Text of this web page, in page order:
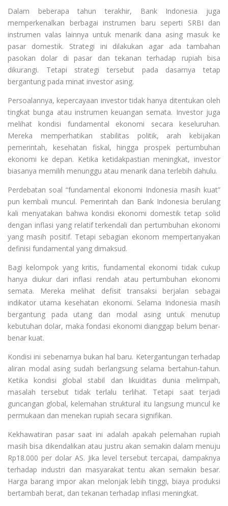
Dalam beberapa tahun terakhir, Bank Indonesia juga
memperkenalkan berbagai instrumen baru seperti SRBI dan
instrumen valas lainnya untuk menarik dana asing masuk ke
pasar domestik. Strategi ini dilakukan agar ada tambahan
pasokan dolar di pasar dan tekanan terhadap rupiah bisa
dikurangi. Tetapi strategi tersebut pada dasarnya tetap
bergantung pada minat investor asing.
Persoalannya, kepercayaan investor tidak hanya ditentukan oleh
tingkat bunga atau instrumen keuangan semata. Investor juga
melihat kondisi fundamental ekonomi secara keseluruhan.
Mereka memperhatikan stabilitas politik, arah kebijakan
pemerintah, kesehatan fiskal, hingga prospek pertumbuhan
ekonomi ke depan. Ketika ketidakpastian meningkat, investor
biasanya memilih menunggu atau menarik dana terlebih dahulu.
Perdebatan soal “fundamental ekonomi Indonesia masih kuat”
pun kembali muncul. Pemerintah dan Bank Indonesia berulang
kali menyatakan bahwa kondisi ekonomi domestik tetap solid
dengan inflasi yang relatif terkendali dan pertumbuhan ekonomi
yang masih positif. Tetapi sebagian ekonom mempertanyakan
definisi fundamental yang dimaksud.
Bagi kelompok yang kritis, fundamental ekonomi tidak cukup
hanya diukur dari inflasi rendah atau pertumbuhan ekonomi
semata. Mereka melihat defisit transaksi berjalan sebagai
indikator utama kesehatan ekonomi. Selama Indonesia masih
bergantung pada utang dan modal asing untuk menutup
kebutuhan dolar, maka fondasi ekonomi dianggap belum benar-
benar kuat.
Kondisi ini sebenarnya bukan hal baru. Ketergantungan terhadap
aliran modal asing sudah berlangsung selama bertahun-tahun.
Ketika kondisi global stabil dan likuiditas dunia melimpah,
masalah tersebut tidak terlalu terlihat. Tetapi saat terjadi
guncangan global, kelemahan struktural itu langsung muncul ke
permukaan dan menekan rupiah secara signifikan.
Kekhawatiran pasar saat ini adalah apakah pelemahan rupiah
masih bisa dikendalikan atau justru akan semakin dalam menuju
Rp18.000 per dolar AS. Jika level tersebut tercapai, dampaknya
terhadap industri dan masyarakat tentu akan semakin besar.
Harga barang impor akan melonjak lebih tinggi, biaya produksi
bertambah berat, dan tekanan terhadap inflasi meningkat.